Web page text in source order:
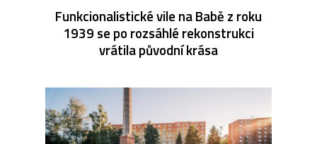
Funkcionalistické vile na Babě z roku
1939 se po rozsáhlé rekonstrukci
vrátila původní krása